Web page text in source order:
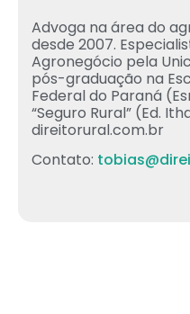
Advoga na área do
desde 2007.
Agronegócio pela
pós-graduação na
Federal do Paraná
“Seguro Rural” (Ed.
direitorural.com.br
Contato: